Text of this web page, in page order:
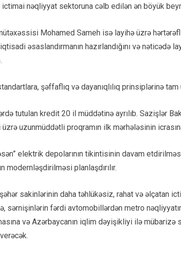
nəqliyyat sektoruna cəlb edilən ən böyük
Mohamed Sameh isə layihə üzrə
əsaslandırmanın hazırlandığını və nəticədə
şəffaflıq və dayanıqlılıq prinsiplərinə tam
tutulan kredit 20 il müddətinə ayrılıb. Sazişlər
uzunmüddətli proqramın ilk mərhələsinin
elektrik depolarının tikintisinin davam
modernləşdirilməsi planlaşdırılır.
sakinlərinin daha təhlükəsiz, rahat və əlçatan
sərnişinlərin fərdi avtomobillərdən metro
və Azərbaycanın iqlim dəyişikliyi ilə mübarizə